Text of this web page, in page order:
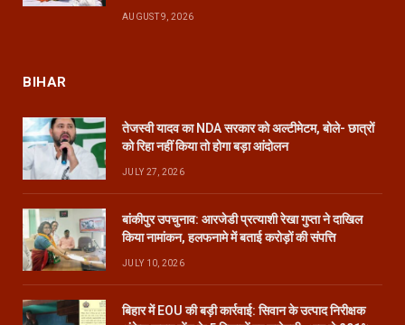
AUGUST 9, 2026
BIHAR
तेजस्वी यादव का NDA सरकार को अल्टीमेटम, बोले- छात्रों
को रिहा नहीं किया तो होगा बड़ा आंदोलन
JULY 27, 2026
बांकीपुर उपचुनाव: आरजेडी प्रत्याशी रेखा गुप्ता ने दाखिल
किया नामांकन, हलफनामे में बताई करोड़ों की संपत्ति
JULY 10, 2026
बिहार में EOU की बड़ी कार्रवाई: सिवान के उत्पाद निरीक्षक